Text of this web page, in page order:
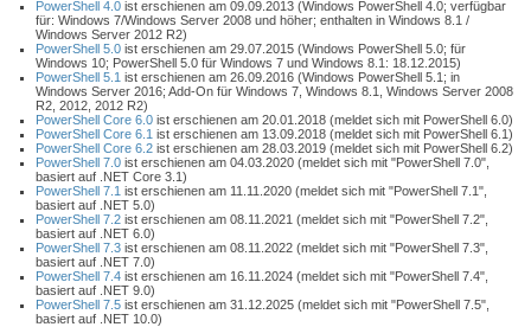
PowerShell 4.0 ist erschienen am 09.09.2013 (Windows PowerShell 4.0; verfügbar
für: Windows 7/Windows Server 2008 und höher; enthalten in Windows 8.1 /
Windows Server 2012 R2)
PowerShell 5.0 ist erschienen am 29.07.2015 (Windows PowerShell 5.0; für
Windows 10; PowerShell 5.0 für Windows 7 und Windows 8.1: 18.12.2015)
PowerShell 5.1 ist erschienen am 26.09.2016 (Windows PowerShell 5.1; in
Windows Server 2016; Add-On für Windows 7, Windows 8.1, Windows Server 2008
R2, 2012, 2012 R2)
PowerShell Core 6.0 ist erschienen am 20.01.2018 (meldet sich mit PowerShell 6.0)
PowerShell Core 6.1 ist erschienen am 13.09.2018 (meldet sich mit PowerShell 6.1)
PowerShell Core 6.2 ist erschienen am 28.03.2019 (meldet sich mit PowerShell 6.2)
PowerShell 7.0 ist erschienen am 04.03.2020 (meldet sich mit "PowerShell 7.0",
basiert auf .NET Core 3.1)
PowerShell 7.1 ist erschienen am 11.11.2020 (meldet sich mit "PowerShell 7.1",
basiert auf .NET 5.0)
PowerShell 7.2 ist erschienen am 08.11.2021 (meldet sich mit "PowerShell 7.2",
basiert auf .NET 6.0)
PowerShell 7.3 ist erschienen am 08.11.2022 (meldet sich mit "PowerShell 7.3",
basiert auf .NET 7.0)
PowerShell 7.4 ist erschienen am 16.11.2024 (meldet sich mit "PowerShell 7.4",
basiert auf .NET 9.0)
PowerShell 7.5 ist erschienen am 31.12.2025 (meldet sich mit "PowerShell 7.5",
basiert auf .NET 10.0)